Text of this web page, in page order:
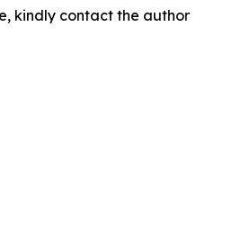
kindly contact the author